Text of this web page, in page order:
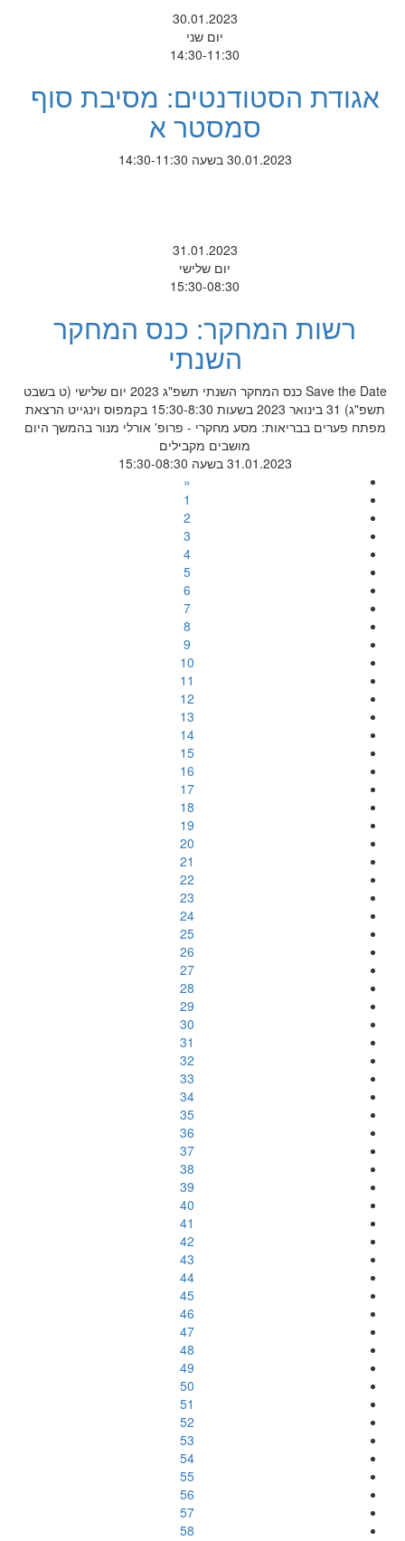
30.01.2023
יום שני
14:30-11:30
אגודת הסטודנטים: מסיבת סוף
סמסטר א
30.01.2023 בשעה 14:30-11:30
31.01.2023
יום שלישי
15:30-08:30
רשות המחקר: כנס המחקר
השנתי
Save the Date כנס המחקר השנתי תשפ"ג 2023 יום שלישי (ט בשבט
תשפ"ג) 31 בינואר 2023 בשעות 15:30-8:30 בקמפוס וינגייט הרצאת
מפתח פערים בבריאות: מסע מחקרי - פרופ' אורלי מנור בהמשך היום
מושבים מקבילים
31.01.2023 בשעה 15:30-08:30
«
1
2
3
4
5
6
7
8
9
10
11
12
13
14
15
16
17
18
19
20
21
22
23
24
25
26
27
28
29
30
31
32
33
34
35
36
37
38
39
40
41
42
43
44
45
46
47
48
49
50
51
52
53
54
55
56
57
58